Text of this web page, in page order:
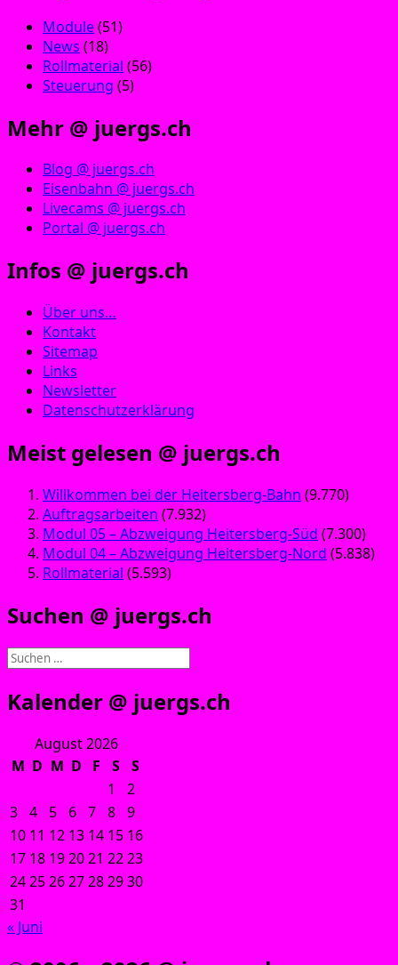
Module(51)
News (18)
Rollmaterial (56)
Steuerung (5)
Mehr @ juergs.ch
Blog @ juergs.ch
Eisenbahn @ juergs.ch
Livecams @ juergs.ch
Portal @ juergs.ch
Infos @ juergs.ch
Über uns…
Kontakt
Sitemap
Links
Newsletter
Datenschutzerklärung
Meist gelesen @ juergs.ch
Willkommen bei der Heitersberg-Bahn (9.770)
Auftragsarbeiten (7.932)
Modul 05 – Abzweigung Heitersberg-Süd (7.300)
Modul 04 – Abzweigung Heitersberg-Nord (5.838)
Rollmaterial (5.593)
Suchen @ juergs.ch
Suchen
Kalender @ juergs.ch
August 2026
M D M D F S
S
1
2
3 4 5 6 7 8 9
10 11 12 13 14 15 16
17 18 192021 2223
24252627282930
31
« Juni